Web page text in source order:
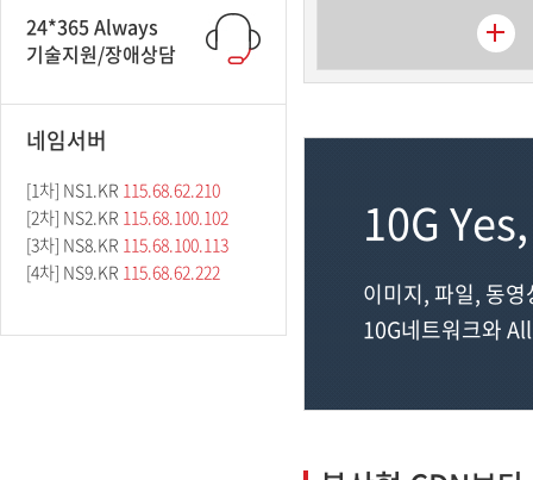
24*365 Always
기술지원/장애상담
네임서버
[1차] NS1.KR 115.68.62.210
[2차] NS2.KR 115.68.100.102
[3차] NS8.KR 115.68.100.113
[4차] NS9.KR 115.68.62.222
10G
이미지, 파일, 동
10G네트워크와